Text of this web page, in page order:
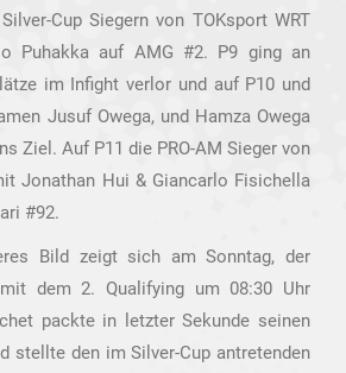
Cup Siegern von TOKsport WRT
Puhakka auf AMG #2. P9 ging an
im Infight verlor und auf P10 und
Jusuf Owega, und Hamza Owega
Ziel. Auf P11 die PRO-AM Sieger von
Jonathan Hui & Giancarlo Fisichella
#92.
Bild zeigt sich am Sonntag, der
dem 2. Qualifying um 08:30 Uhr
packte in letzter Sekunde seinen
stellte den im Silver-Cup antretenden